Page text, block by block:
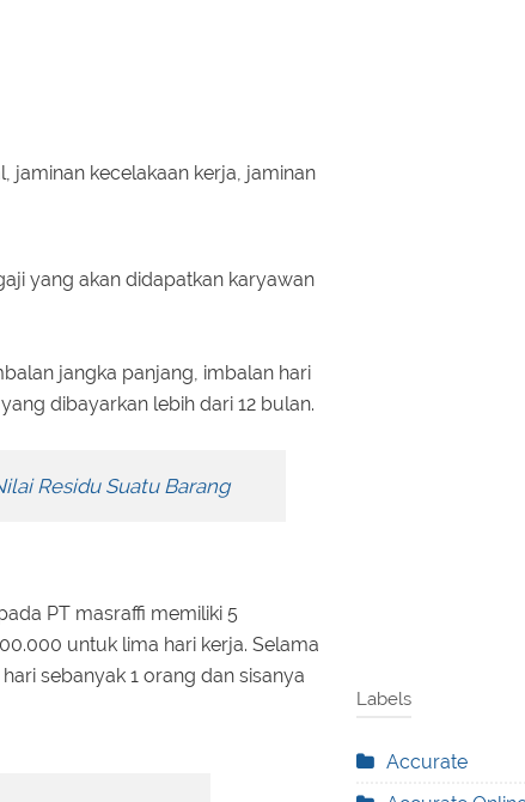
jaminan kecelakaan kerja, jaminan
yang akan didapatkan karyawan
jangka panjang, imbalan hari
dibayarkan lebih dari 12 bulan.
Residu Suatu Barang
PT masraffi memiliki 5
untuk lima hari kerja. Selama
sebanyak 1 orang dan sisanya
Labels
Accurate